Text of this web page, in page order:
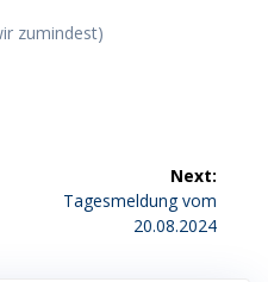
zumindest)
Next:
Next
Tagesmeldung vom
20.08.2024